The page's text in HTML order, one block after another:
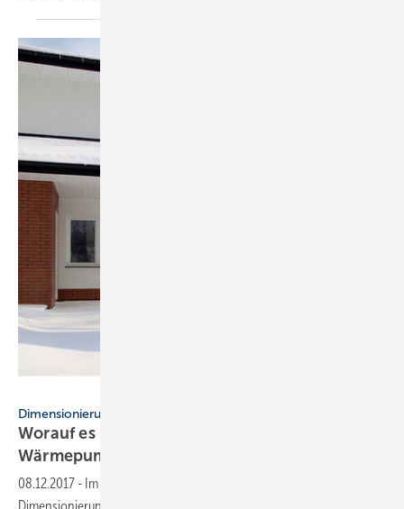
Dimensionierung
Worauf es bei der Auslegung einer
Wärmepumpe
08.12.2017 - Im Beitrag wird ein Verfahren zur überschlägigen